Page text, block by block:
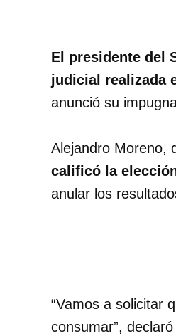
El presidente del
judicial realizada
anunció su
Alejandro Moreno,
calificó la
anular los
“Vamos a solicitar
consumar”,